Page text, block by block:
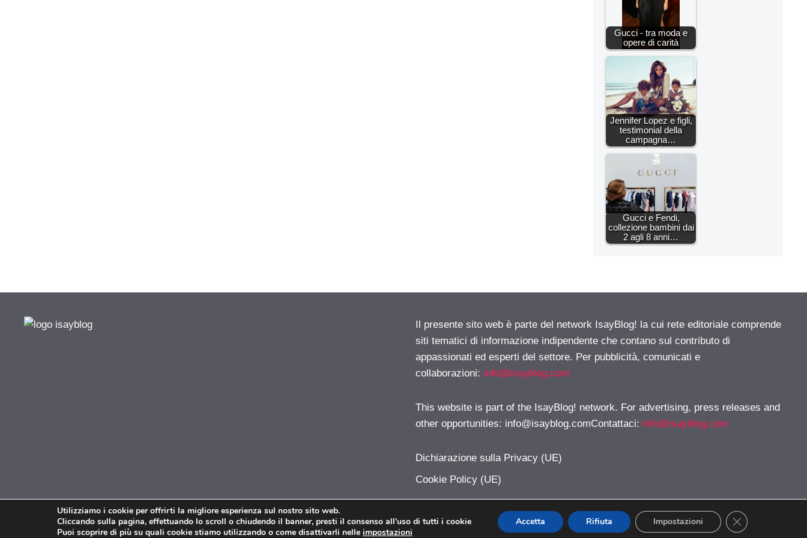
Gucci - tra moda e
opere di carità
Jennifer Lopez e figli,
testimonial della
campagna…
Gucci e Fendi,
collezione bambini dai
2 agli 8 anni…
Il presente sito web è parte del network IsayBlog! la cui rete editoriale comprende
siti tematici di informazione indipendente che contano sul contributo di
appassionati ed esperti del settore. Per pubblicità, comunicati e
collaborazioni: info@isayblog.com
This website is part of the IsayBlog! network. For advertising, press releases and
other opportunities: info@isayblog.comContattaci: info@isayblog.com
Dichiarazione sulla Privacy (UE)
Cookie Policy (UE)
Lussuosissimo.com © 2026. All right reserverd.
Utilizziamo i cookie per offrirti la migliore esperienza sul nostro sito web.
Cliccando sulla pagina, effettuando lo scroll o chiudendo il banner, presti il consenso all’uso di tutti i cookie
Puoi scoprire di più su quali cookie stiamo utilizzando o come disattivarli nelle impostazioni
Accetta Rifiuta Impostazioni CLOSE GDPR